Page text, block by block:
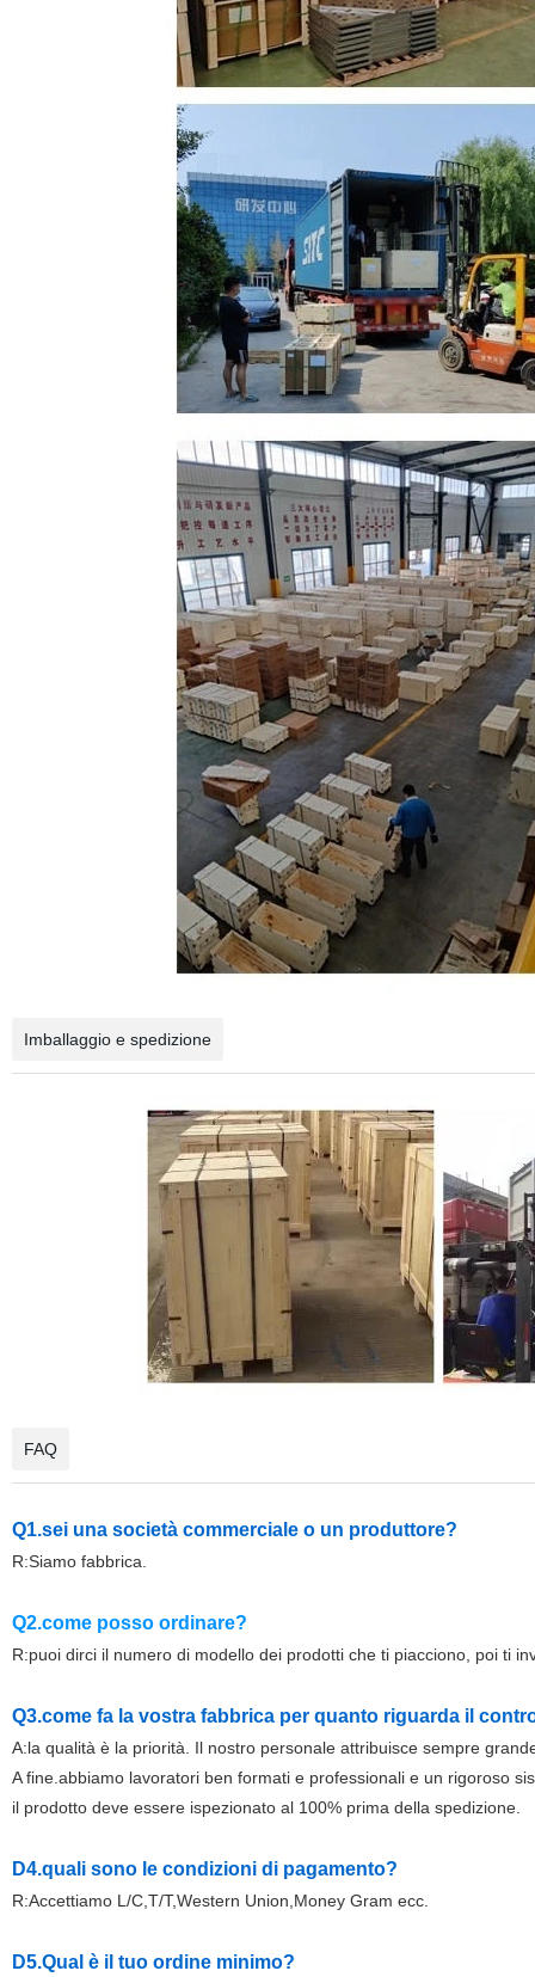
Imballaggio e spedizione
FAQ
Q1.sei una società commerciale o un produttore?
R:Siamo fabbrica.
Q2.come posso ordinare?
R:puoi dirci il numero di modello dei prodotti che ti piacciono, poi ti
Q3.come fa la vostra fabbrica per quanto riguarda il
A:la qualità è la priorità. Il nostro personale attribuisce sempre
A fine.abbiamo lavoratori ben formati e professionali e un rigoroso
il prodotto deve essere ispezionato al 100% prima della spedizione.
D4.quali sono le condizioni di pagamento?
R:Accettiamo L/C,T/T,Western Union,Money Gram ecc.
D5.Qual è il tuo ordine minimo?